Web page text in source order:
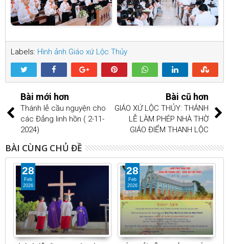
Labels: Hình ảnh Giáo xứ Lộc Thủy
Bài mới hơn
Thánh lễ cầu nguyện cho
các Đẳng linh hồn ( 2-11-
2024)
Bài cũ hơn
GIÁO XỨ LỘC THỦY: THÁNH
LỄ LÀM PHÉP NHÀ THỜ
GIÁO ĐIỂM THANH LỘC
BÀI CÙNG CHỦ ĐỀ
28
Feb
2026
28
Feb
2026